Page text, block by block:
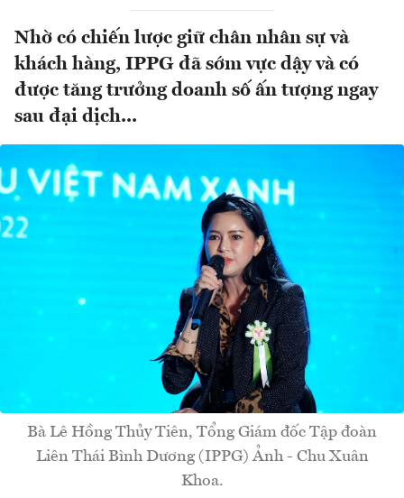
Nhờ có chiến lược giữ chân nhân sự và
khách hàng, IPPG đã sớm vực dậy và có
được tăng trưởng doanh số ấn tượng ngay
sau đại dịch...
Bà Lê Hồng Thủy Tiên, Tổng Giám đốc Tập đoàn
Liên Thái Bình Dương (IPPG) Ảnh - Chu Xuân
Khoa.